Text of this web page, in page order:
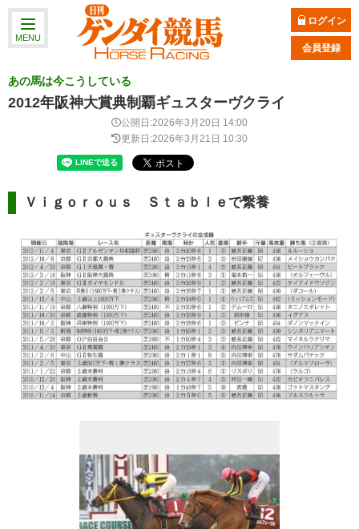
MENU
ログイン
会員登録
あの馬は今こうしている
2012年阪神大賞典制覇ギュスターヴクライ
公開日:2026年3月20日 14:00
更新日:2026年3月21日 10:30
Ｖｉｇｏｒｏｕｓ Ｓｔａｂｌｅで繋養